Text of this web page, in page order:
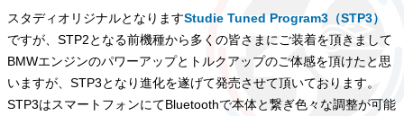
スタディオリジナルとなりますStudie Tuned Program3（STP3）
ですが、STP2となる前機種から多くの皆さまにご装着を頂きまして
BMWエンジンのパワーアップとトルクアップのご体感を頂けたと思
いますが、STP3となり進化を遂げて発売させて頂いております。
STP3はスマートフォンにてBluetoothで本体と繋ぎ色々な調整が可能